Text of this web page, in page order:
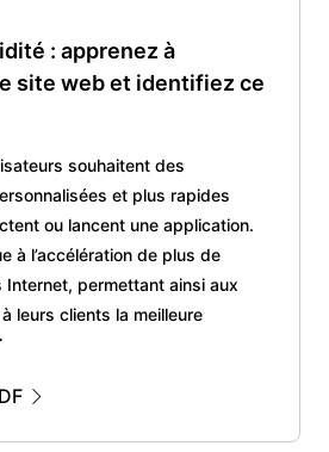
: apprenez à
site web et identifiez ce
souhaitent des
et plus rapides
ou lancent une application.
à l’accélération de plus de
Internet, permettant ainsi aux
leurs clients la meilleure